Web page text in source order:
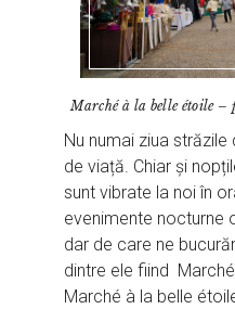
Marché à la belle étoile –
Nu numai ziua
de viață. Chiar și
sunt vibrate la noi în
evenimente nocturne
dar de care ne
dintre ele fiind
Marché à la belle